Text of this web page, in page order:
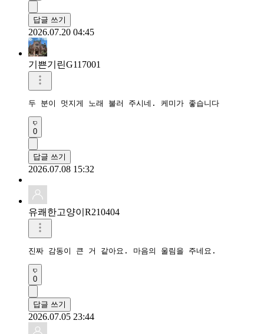
답글 쓰기
2026.07.20 04:45
기쁜기린G117001
두 분이 멋지게 노래 불러 주시네. 케미가 좋습니다
0
답글 쓰기
2026.07.08 15:32
유쾌한고양이R210404
진짜 감동이 큰 거 같아요. 마음의 울림을 주네요.
0
답글 쓰기
2026.07.05 23:44